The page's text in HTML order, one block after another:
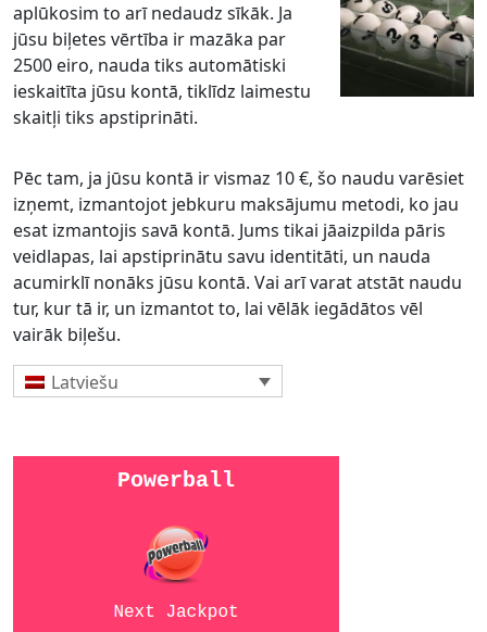
aplūkosim to arī nedaudz sīkāk. Ja
jūsu biļetes vērtība ir mazāka par
2500 eiro, nauda tiks automātiski
ieskaitīta jūsu kontā, tiklīdz laimestu
skaitļi tiks apstiprināti.
Pēc tam, ja jūsu kontā ir vismaz 10 €, šo naudu varēsiet
izņemt, izmantojot jebkuru maksājumu metodi, ko jau
esat izmantojis savā kontā. Jums tikai jāaizpilda pāris
veidlapas, lai apstiprinātu savu identitāti, un nauda
acumirklī nonāks jūsu kontā. Vai arī varat atstāt naudu
tur, kur tā ir, un izmantot to, lai vēlāk iegādātos vēl
vairāk biļešu.
Latviešu